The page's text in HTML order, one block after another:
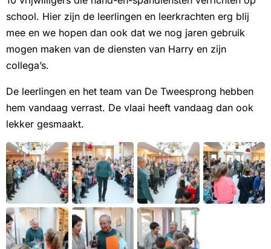
school. Hier zijn de leerlingen en leerkrachten erg blij
mee en we hopen dan ook dat we nog jaren gebruik
mogen maken van de diensten van Harry en zijn
collega’s.
De leerlingen en het team van De Tweesprong hebben
hem vandaag verrast. De vlaai heeft vandaag dan ook
lekker gesmaakt.